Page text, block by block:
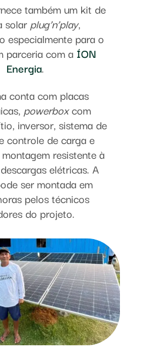
também um kit de
solar plug’n’play,
especialmente para o
parceria com a ÍON
Energia.
conta com placas
powerboxcom
inversor, sistema de
controle de carga e
resistente à
elétricas. A
ser montada em
pelos técnicos
do projeto.